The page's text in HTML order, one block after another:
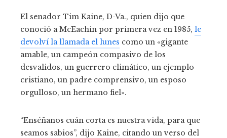
El senador Tim Kaine, D-Va., quien dijo que
conoció a McEachin por primera vez en 1985, le
devolví la llamada el lunes como un «gigante
amable, un campeón compasivo de los
desvalidos, un guerrero climático, un ejemplo
cristiano, un padre comprensivo, un esposo
orgulloso, un hermano fiel».
“Enséñanos cuán corta es nuestra vida, para que
seamos sabios”, dijo Kaine, citando un verso del